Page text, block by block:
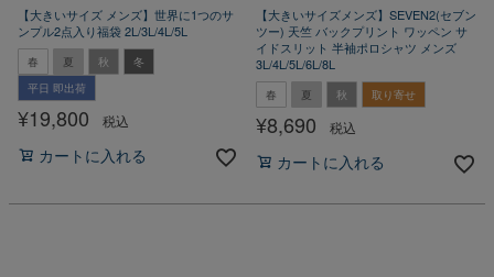
【大きいサイズ メンズ】世界に1つのサ
ンプル2点入り福袋 2L/3L/4L/5L
春 夏 秋
冬
平日 即出荷
¥19,800 税込
カートに入れる
【大きいサイズメンズ】SEVEN2(セブン
ツー) 天竺 バックプリント ワッペン サ
イドスリット 半袖ポロシャツ メンズ
3L/4L/5L/6L/8L
春 夏 秋 取り寄せ
¥8,690 税込
カートに入れる